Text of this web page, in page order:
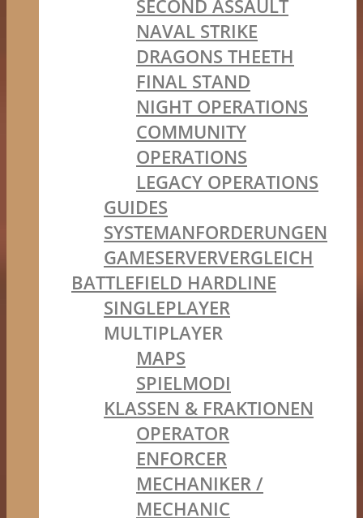
SECOND ASSAULT
NAVAL STRIKE
DRAGONS THEETH
FINAL STAND
NIGHT OPERATIONS
COMMUNITY
OPERATIONS
LEGACY OPERATIONS
GUIDES
SYSTEMANFORDERUNGEN
GAMESERVERVERGLEICH
BATTLEFIELD HARDLINE
SINGLEPLAYER
MULTIPLAYER
MAPS
SPIELMODI
KLASSEN & FRAKTIONEN
OPERATOR
ENFORCER
MECHANIKER /
MECHANIC